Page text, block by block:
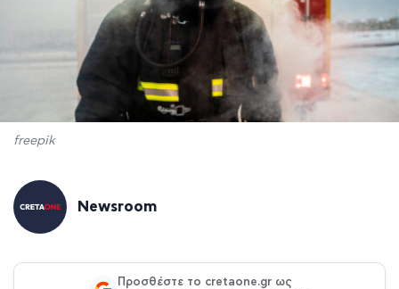
freepik
Newsroom
Προσθέστε το cretaone.gr ως